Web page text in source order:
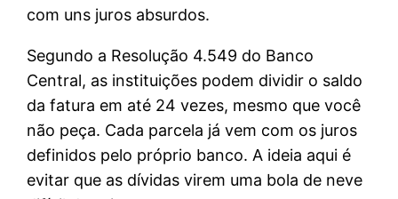
com uns juros absurdos.
Segundo a Resolução 4.549 do Banco
Central, as instituições podem dividir o saldo
da fatura em até 24 vezes, mesmo que você
não peça. Cada parcela já vem com os juros
definidos pelo próprio banco. A ideia aqui é
evitar que as dívidas virem uma bola de neve